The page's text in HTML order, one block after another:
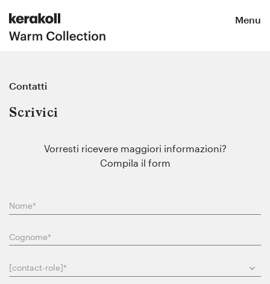
Menu
Contatti
Scrivici
Vorresti ricevere maggiori informazioni?
Compila il form